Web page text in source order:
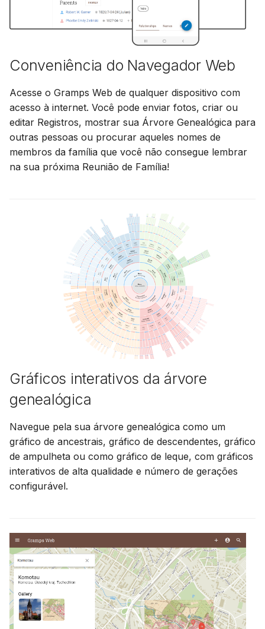
Conveniência do Navegador Web
Acesse o Gramps Web de qualquer dispositivo com
acesso à internet. Você pode enviar fotos, criar ou
editar Registros, mostrar sua Árvore Genealógica para
outras pessoas ou procurar aqueles nomes de
membros da família que você não consegue lembrar
na sua próxima Reunião de Família!
Gráficos interativos da árvore
genealógica
Navegue pela sua árvore genealógica como um
gráfico de ancestrais, gráfico de descendentes, gráfico
de ampulheta ou como gráfico de leque, com gráficos
interativos de alta qualidade e número de gerações
configurável.